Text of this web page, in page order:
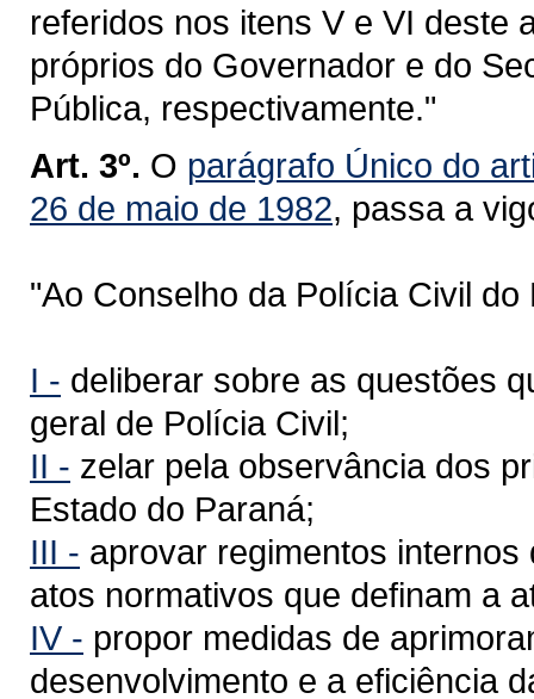
referidos nos itens V e VI deste
próprios do Governador e do
Pública, respectivamente."
Art. 3º. O parágrafo Único do
26 de maio de 1982, passa a
"Ao Conselho da Polícia Civil
I - deliberar sobre as questões
geral de Polícia Civil;
II - zelar pela observância dos
Estado do Paraná;
III - aprovar regimentos
atos normativos que definam a
IV - propor medidas de
desenvolvimento e a eficiência